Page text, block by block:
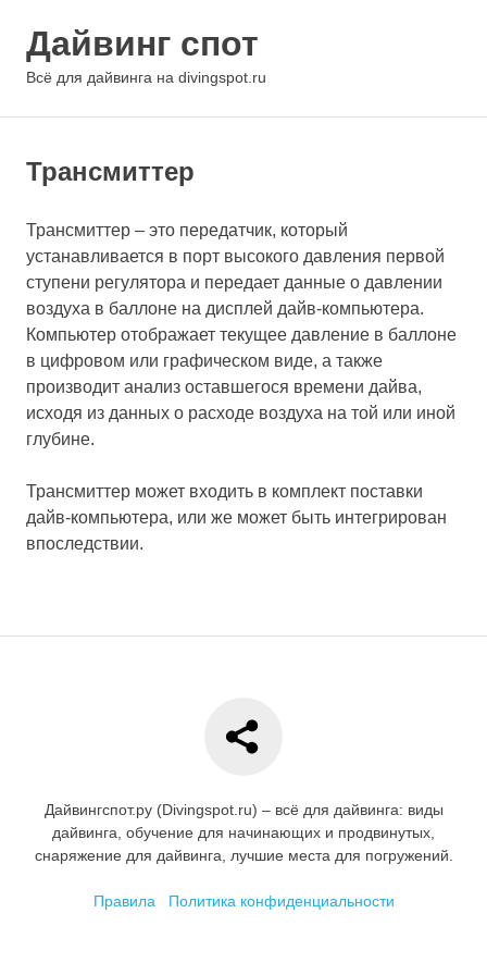
содержимому
Дайвинг спот
Всё для дайвинга на divingspot.ru
Трансмиттер
Трансмиттер – это передатчик, который
устанавливается в порт высокого давления первой
ступени регулятора и передает данные о давлении
воздуха в баллоне на дисплей дайв-компьютера.
Компьютер отображает текущее давление в баллоне
в цифровом или графическом виде, а также
производит анализ оставшегося времени дайва,
исходя из данных о расходе воздуха на той или иной
глубине.
Трансмиттер может входить в комплект поставки
дайв-компьютера, или же может быть интегрирован
впоследствии.
Дайвингспот.ру (Divingspot.ru) – всё для дайвинга: виды
дайвинга, обучение для начинающих и продвинутых,
снаряжение для дайвинга, лучшие места для погружений.
Правила Политика конфиденциальности